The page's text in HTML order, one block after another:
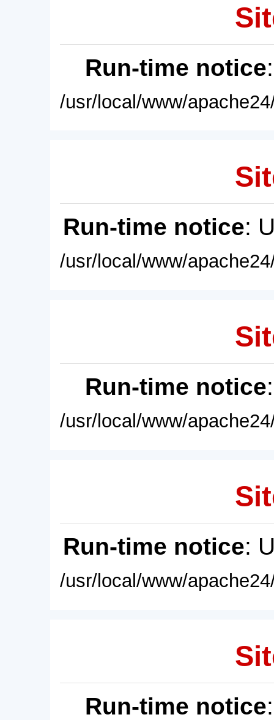
Run-time notice
/usr/local/www/
Run-time notice:
/usr/local/www/
Run-time notice
/usr/local/www/
Run-time notice:
/usr/local/www/
Run-time notice